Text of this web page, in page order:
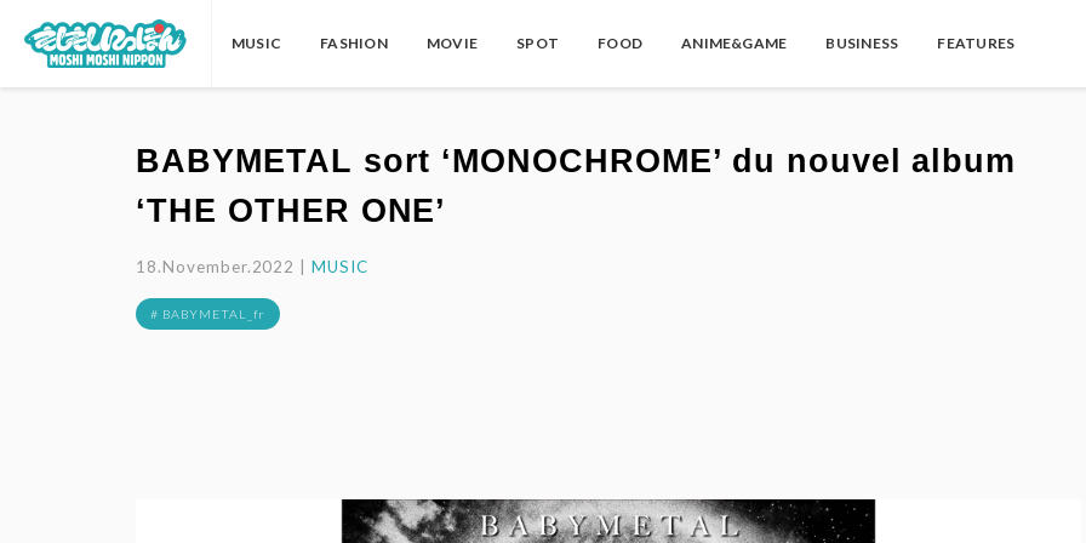
MUSIC FASHION MOVIE SPOT FOOD ANIME&GAME BUSINESS FEATURES
BABYMETAL sort ‘MONOCHROME’ du nouvel album
‘THE OTHER ONE’
18.November.2022 |MUSIC
# BABYMETAL_fr